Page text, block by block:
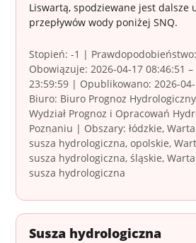
Liswartą, spodziewane jest dalsze
przepływów wody poniżej SNQ.
Stopień: -1 |
Obowiązuje: 2026-04-17 08:46:51 –
23:59:59 | Opublikowano: 2026-
Biuro: Biuro Prognoz
Wydział Prognoz i Opracowań
Poznaniu | Obszary: łódzkie,
susza hydrologiczna, opolskie,
susza hydrologiczna, śląskie,
susza hydrologiczna
Susza hydrologiczna